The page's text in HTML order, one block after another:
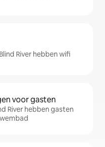
River hebben wifi
voor gasten
River hebben gasten